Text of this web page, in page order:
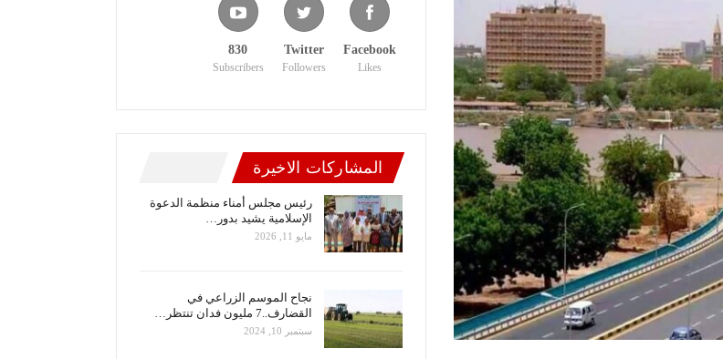
Facebook
Likes
Twitter
Followers
830
Subscribers
المشاركات الاخيرة
رئيس مجلس أمناء منظمة الدعوة
الإسلامية يشيد بدور…
مايو 11, 2026
نجاح الموسم الزراعي في
القضارف..7 مليون فدان تنتظر…
سبتمبر 10, 2024